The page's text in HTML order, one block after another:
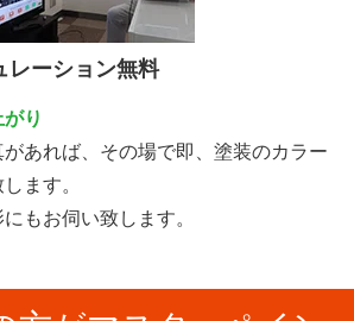
レーション無料
り
あれば、その場で即、塗装のカラー
ます。
もお伺い致します。